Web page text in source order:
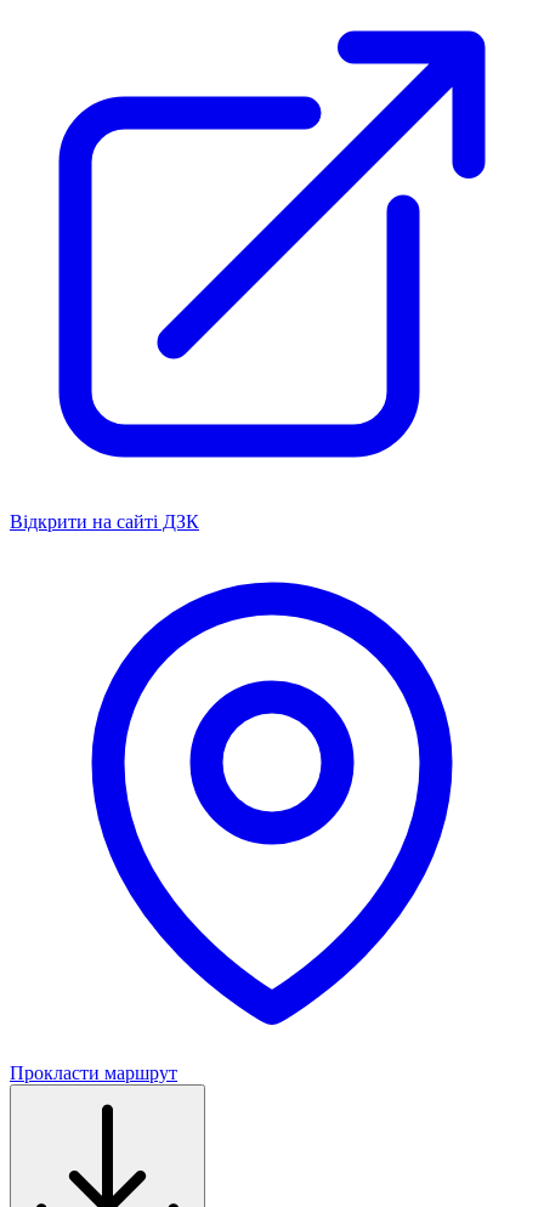
Відкрити на сайті ДЗК
Прокласти маршрут